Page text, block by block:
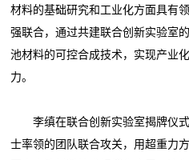
材料的基础研究和工业化方面具有
强联合，通过共建联合创新实验室
池材料的可控合成技术，实现产业
力。
李缜在联合创新实验室揭牌仪式
士率领的团队联合攻关，用超重力